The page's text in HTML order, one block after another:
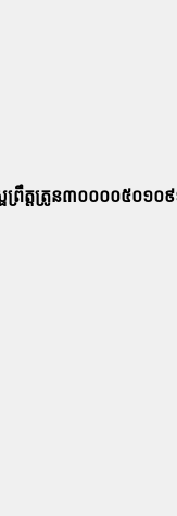
ព្រឹត្តត្រូន៣០០០០៥០១០